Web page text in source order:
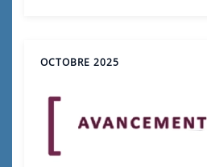
OCTOBRE 2025